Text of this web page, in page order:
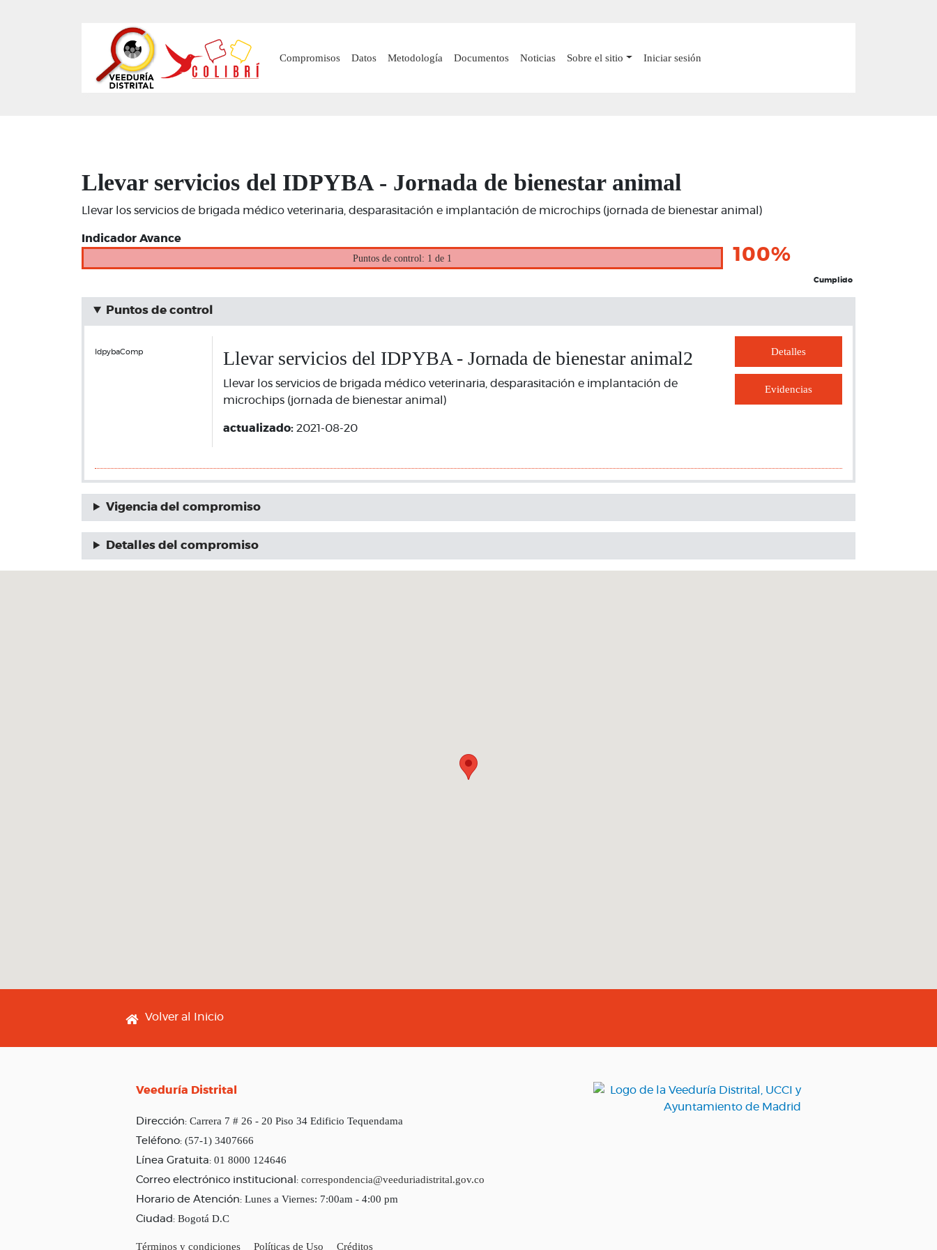
principal
Main navigation
Compromisos Datos Metodología Documentos Noticias Sobre el sitio Iniciar sesión
Llevar servicios del IDPYBA - Jornada de bienestar animal
Llevar los servicios de brigada médico veterinaria, desparasitación e implantación de microchips (jornada de bienestar animal)
Indicador Avance
Puntos de control: 1 de 1
100%
Cumplido
Puntos de control
IdpybaComp Llevar servicios del IDPYBA - Jornada de bienestar animal2
Llevar los servicios de brigada médico veterinaria, desparasitación e implantación de
microchips (jornada de bienestar animal)
actualizado: 2021-08-20
Detalles
Evidencias
Vigencia del compromiso
Detalles del compromiso
Footer menu
Volver al Inicio
Veeduría Distrital
Dirección: Carrera 7 # 26 - 20 Piso 34 Edificio Tequendama
Teléfono: (57-1) 3407666
Línea Gratuita: 01 8000 124646
Correo electrónico institucional: correspondencia@veeduriadistrital.gov.co
Horario de Atención: Lunes a Viernes: 7:00am - 4:00 pm
Ciudad: Bogotá D.C
Términos y condiciones Políticas de Uso Créditos